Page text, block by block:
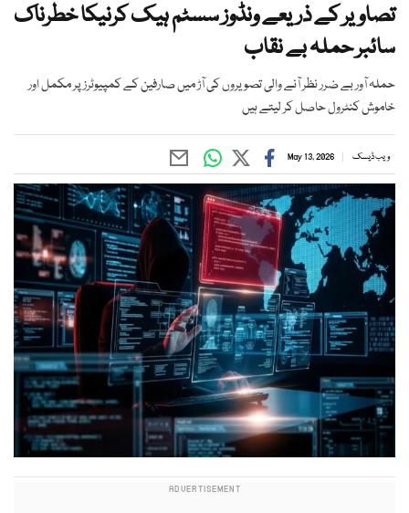
تصاویر کے ذریعے ونڈوز سسٹم ہیک کرنیکا خطرناک
سائبر حملہ بے نقاب
حملہ آور بے ضرر نظر آنے والی تصویروں کی آڑ میں صارفین کے کمپیوٹرز پر مکمل اور
خاموش کنٹرول حاصل کر لیتے ہیں
ویب ڈیسک May 13, 2026